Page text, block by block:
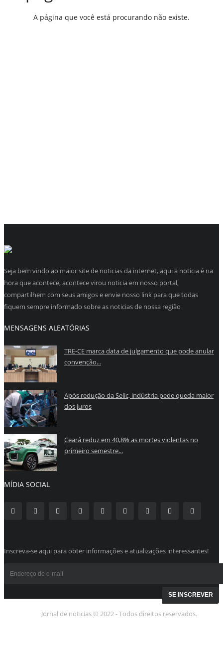
A página que você está procurando não existe.
Seja bem vindo ao maior site de noticias da internet, aqui a noticia é na
hora que acontece, acontece virou noticia em nosso portal,
compartilhem com seus amigos e envie nosso link para que todas
fiquem sempre informado sobre as noticias de nossa região
MENSAGENS ALEATÓRIAS
TRE-CE marca data de julgamento que pode anular
convenção...
Após redução da Selic, indústria pede queda maior
dos juros
Ceará reduz em 40,8% as mortes violentas no
primeiro semestre...
MÍDIA SOCIAL
Inscreva-se aqui para obter informações e atualizações interessantes!
Jornal de noticias © 2022 - Todos direitos reservados.